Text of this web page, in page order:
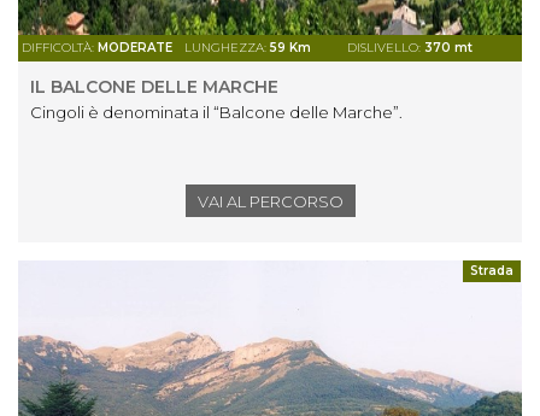
DIFFICOLTÀ: MODERATE LUNGHEZZA: 59 Km DISLIVELLO: 370 mt
IL BALCONE DELLE MARCHE
Cingoli è denominata il “Balcone delle Marche”.
VAI AL PERCORSO
Strada